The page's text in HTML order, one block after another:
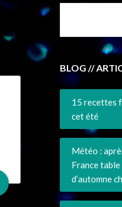
BLOG //
15 recettes
cet été
Météo :
France table
d’automne